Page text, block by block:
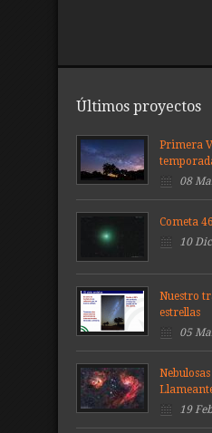
Últimos proyectos
Primera
08
Cometa
10
Nuestro
estrellas
05
19